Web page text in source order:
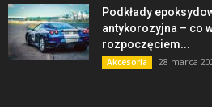
Podkłady
antykorozyjna – co
rozpoczęciem...
Akcesoria 28 marca